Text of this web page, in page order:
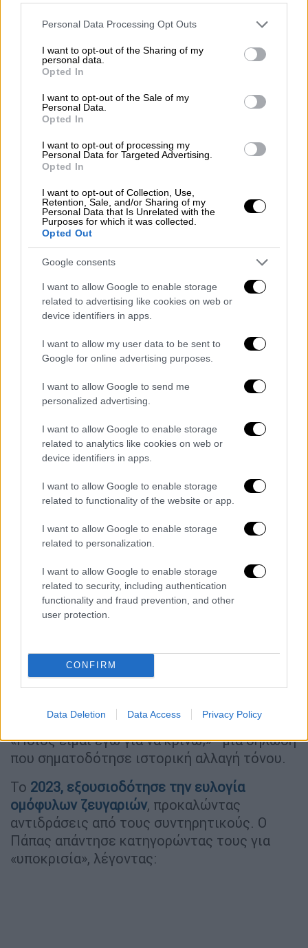
Please note that this website/app uses one or more Google
not limited to your visit or usage behaviour. You may click to
grant or deny consent to Google and its third-party tags to
use your data for below specified purposes in below Google
consent section.
Personal Data Processing Opt Outs
I want to opt-out of the Sharing of my
personal data.
Opted In
I want to opt-out of the Sale of my
Personal Data.
Opted In
I want to opt-out of processing my
Personal Data for Targeted Advertising.
Opted In
I want to opt-out of Collection, Use,
Retention, Sale, and/or Sharing of my
Personal Data that Is Unrelated with the
Purposes for which it was collected.
Opted Out
Google consents
I want to allow Google to enable storage
related to advertising like cookies on web or
device identifiers in apps.
I want to allow my user data to be sent to
Google for online advertising purposes.
I want to allow Google to send me
personalized advertising.
I want to allow Google to enable storage
related to analytics like cookies on web or
device identifiers in apps.
I want to allow Google to enable storage
related to functionality of the website or app.
I want to allow Google to enable storage
related to personalization.
I want to allow Google to enable storage
related to security, including authentication
functionality and fraud prevention, and other
user protection.
CONFIRM
Data Deletion Data Access Privacy Policy
εκλογή του, αν και θεωρείτο απίθανη (με
προηγούμενο: πρώτος Πάπας από τις
Αμερικές, πρώτος Ιησουίτης Πάπας και
εμπνευσμένος από τον Άγιο Φραγκίσκο της
Ασίζης.
«Ο λαός μου είναι φτωχός, κι εγώ
είμαι ένας από αυτούς»
Καθ' όλη τη διάρκεια της παπικής του
διακονίας, προώθησε τη συμπόνια, την
ταπεινότητα και την υπεράσπιση των
ευάλωτων . «Ο λαός μου είναι φτωχός, κι εγώ
Γνωστός για τη ζεστασιά, το χιούμορ και το
πάθος του για το ποδόσφαιρο,
διαμένει στα επίσημα παπικά διαμερίσματα
και επέλεξε το απλό ξενώνα Domus Sanctae
«Το να πλένω τα πόδια σας σημαίνει
ότι είμαι στην υπηρεσία σας»
Το 2013,γονάτισε και έπλυνε τα πόδια
δύο κορίτσια και ένας μουσουλμάνος, σε
κέντρο κράτησης ανηλίκων στη Ρώμη.
«Αυτός είναι ένας συμβολισμός: να πλένω τα
πόδια σας σημαίνει ότι είμαι στην υπηρεσία
σας», είπε τότε. Ήταν μια πράξη που
παρέκαμψε αιώνες παράδοσης και συνόψισε
τη συμπόνια και το ριζοσπαστικό του
«Υποκρισία να σκανδαλίζεστε για
έναν ομοφυλόφιλο»
τους ομοφυλόφιλους ιερείς, απάντησε:
«Ποιος είμαι εγώ για να κρίνω;»—μια δήλωση
που σηματοδότησε ιστορική αλλαγή τόνου.
Το 2023, εξουσιοδότησε την ευλογία
ομόφυλων ζευγαριών, προκαλώντας
αντιδράσεις από τους συντηρητικούς. Ο
Πάπας απάντησε κατηγορώντας τους για
«υποκρισία», λέγοντας: